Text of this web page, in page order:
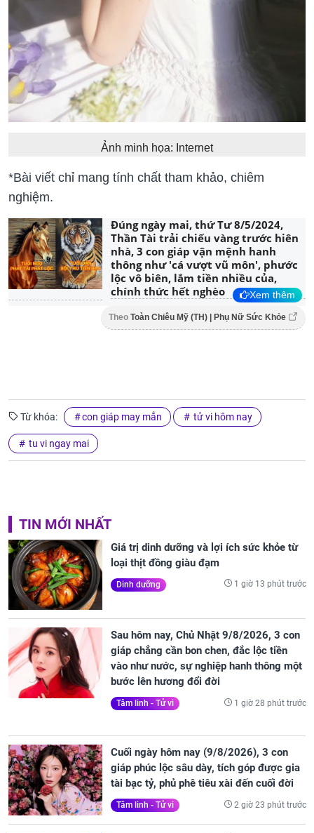
Ảnh minh họa: Internet
*Bài viết chỉ mang tính chất tham khảo, chiêm
nghiệm.
Đúng ngày mai, thứ Tư 8/5/2024,
Thần Tài trải chiếu vàng trước hiên
nhà, 3 con giáp vận mệnh hanh
thông như 'cá vượt vũ môn', phước
lộc vô biên, lắm tiền nhiều của,
chính thức hết nghèo
Xem thêm
Theo Toàn Chiêu Mỹ (TH) | Phụ Nữ Sức Khỏe
Từ khóa: con giáp may mắn tử vi hôm nay
tu vi ngay mai
TIN MỚI NHẤT
Giá trị dinh dưỡng và lợi ích sức khỏe từ
loại thịt đồng giàu đạm
Dinh dưỡng 1 giờ 13 phút trước
Sau hôm nay, Chủ Nhật 9/8/2026, 3 con
giáp chẳng cần bon chen, đắc lộc tiền
vào như nước, sự nghiệp hanh thông một
bước lên hương đổi đời
Tâm linh - Tử vi 1 giờ 28 phút trước
Cuối ngày hôm nay (9/8/2026), 3 con
giáp phúc lộc sâu dày, tích góp được gia
tài bạc tỷ, phủ phê tiêu xài đến cuối đời
Tâm linh - Tử vi 2 giờ 23 phút trước